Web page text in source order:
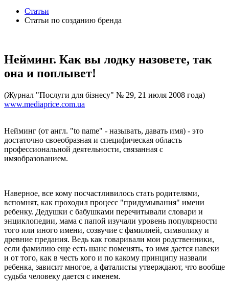
Статьи
Статьи по созданию бренда
Нейминг. Как вы лодку назовете, так
она и поплывет!
(Журнал "Послуги для бізнесу" № 29, 21 июля 2008 года)
www.mediaprice.com.ua
Нейминг (от англ. "to name" - называть, давать имя) - это
достаточно своеобразная и специфическая область
профессиональной деятельности, связанная с
имяобразованием.
Наверное, все кому посчастливилось стать родителями,
вспомнят, как проходил процесс "придумывания" имени
ребенку. Дедушки с бабушками перечитывали словари и
энциклопедии, мама с папой изучали уровень популярности
того или иного имени, созвучие с фамилией, символику и
древние предания. Ведь как говаривали мои родственники,
если фамилию еще есть шанс поменять, то имя дается навеки
и от того, как в честь кого и по какому принципу назвали
ребенка, зависит многое, а фаталисты утверждают, что вообще
судьба человеку дается с именем.